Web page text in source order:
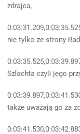
zdrajca,
nie tylko ze strony
Szlachta czyli jego
także uważają go za